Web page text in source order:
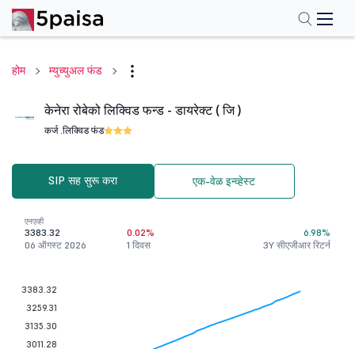
होम म्युच्युअल फंड
केनेरा रोबेको लिक्विड फन्ड - डायरेक्ट ( जि )
कर्ज .लिक्विड फंड
SIP सह सुरू करा एक-वेळ इन्व्हेस्ट
एनएव्ही
3383.32
06 ऑगस्ट 2026
0.02%
1 दिवस
6.98%
3Y सीएजीआर रिटर्न
3383.32
3259.31
3135.30
3011.28